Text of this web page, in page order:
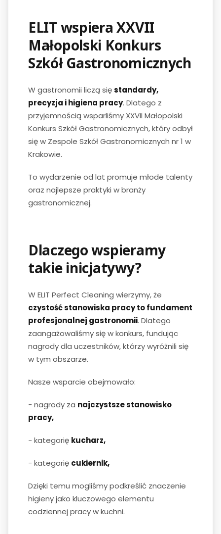
ELIT wspiera XXVII
Małopolski Konkurs
Szkół Gastronomicznych
W gastronomii liczą sięstandardy,
precyzja i higiena pracy. Dlatego z
przyjemnością wsparliśmy XXVII Małopolski
Konkurs Szkół Gastronomicznych, który odbył
się w Zespole Szkół Gastronomicznych nr 1 w
Krakowie.
To wydarzenie od lat promuje młode talenty
oraz najlepsze praktyki w branży
gastronomicznej.
Dlaczego wspieramy
takie inicjatywy?
W ELIT Perfect Cleaning wierzymy, że
czystość stanowiska pracy to fundament
profesjonalnej gastronomii. Dlatego
zaangażowaliśmy się w konkurs, fundując
nagrody dla uczestników, którzy wyróżnili się
w tym obszarze.
Nasze wsparcie obejmowało:
- nagrody za najczystsze stanowisko
pracy,
- kategorię kucharz,
- kategorię cukiernik,
Dzięki temu mogliśmy podkreślić znaczenie
higieny jako kluczowego elementu
codziennej pracy w kuchni.